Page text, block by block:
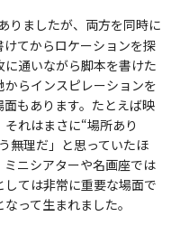
りましたが、両方を同時に
てからロケーションを探
通いながら脚本を書けた
らインスピレーションを
もあります。たとえば映
れはまさに“場所あり
無理だ」と思っていたほ
ニシアターや名画座では
ては非常に重要な場面で
って生まれました。